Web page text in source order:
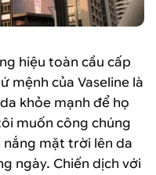
hiệu toàn cầu cấp
mệnh của Vaseline là
khỏe mạnh để họ
muốn công chúng
nắng mặt trời lên da
ngày. Chiến dịch với